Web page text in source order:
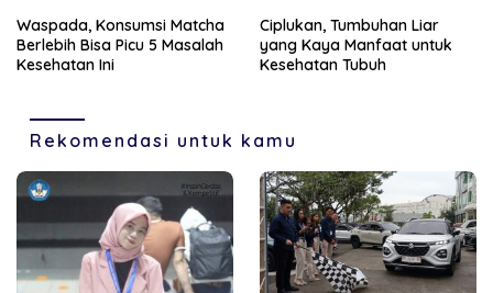
Waspada, Konsumsi Matcha
Berlebih Bisa Picu 5 Masalah
Kesehatan Ini
Ciplukan, Tumbuhan Liar
yang Kaya Manfaat untuk
Kesehatan Tubuh
Rekomendasi untuk kamu